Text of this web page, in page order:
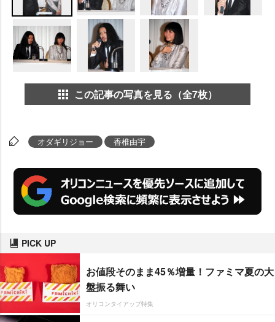
この記事の写真を見る（全7枚）
オダギリジョー 香椎由宇
PICK UP
お値段そのまま45％増量！ファミマ夏の大
盤振る舞い
オリコンタイアップ特集